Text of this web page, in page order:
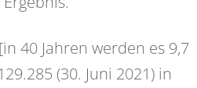
40 Jahren werden es 9,7
(30. Juni 2021) in